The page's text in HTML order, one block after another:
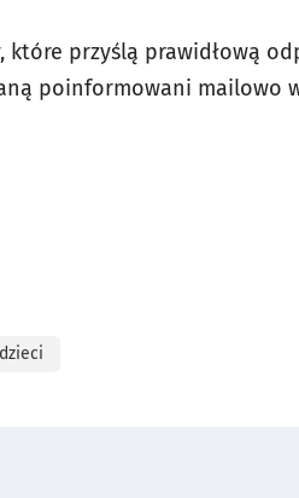
przyślą prawidłową
poinformowani mailowo